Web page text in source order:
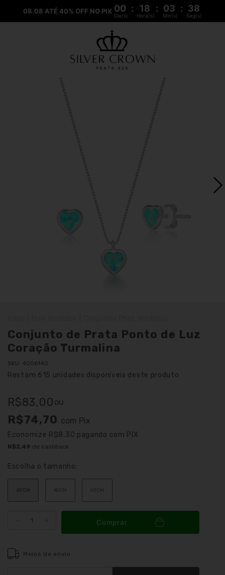
08.08 ATÉ 40% OFF NO PIX 00 : 18 : 03 : 38
Dia(s) Hora(s) Min(s) Seg(s)
Conjunto de Prata Ponto de Luz
Coração Turmalina
SKU: 4006140
Restam 615 unidades disponíveis deste produto
R$83,00 ou
R$74,70 com Pix
Economize R$8,30 pagando com PIX
R$2,49 de cashback
Escolha o tamanho:
40CM 45CM 60CM
Comprar
Meios de envio
ALTERAR CEP